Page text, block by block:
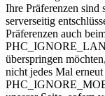
Ihre Präferenzen sind
serverseitig
Präferenzen auch
überspringen
nicht jedes Mal